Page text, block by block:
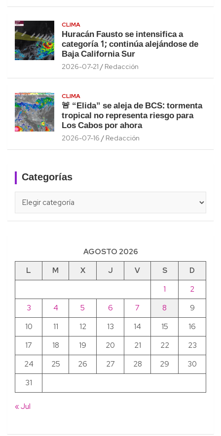
CLIMA
Huracán Fausto se intensifica a
categoría 1; continúa alejándose de
Baja California Sur
2026-07-21 Redacción
CLIMA
🚨 “Elida” se aleja de BCS: tormenta
tropical no representa riesgo para
Los Cabos por ahora
2026-07-16 Redacción
Categorías
AGOSTO 2026
L
M X J V S
D
1
2
3
4 5 6 7 8
9
10
11 12 13 14 15
16
17
18 19 20 21 22
23
24
25 26 27 28 29
30
31
« Jul